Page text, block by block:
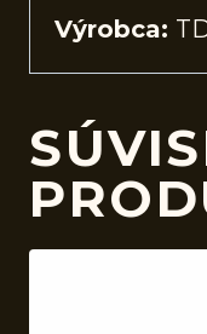
Výrobca: